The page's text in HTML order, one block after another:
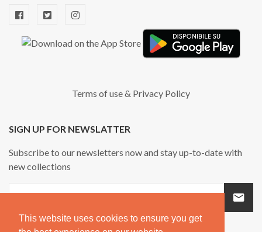
This website uses cookies to ensure you get
Terms of use& Privacy Policy
SIGN UP FOR NEWSLATTER
Subscribe to our newsletters now and stay up-to-date with
new collections